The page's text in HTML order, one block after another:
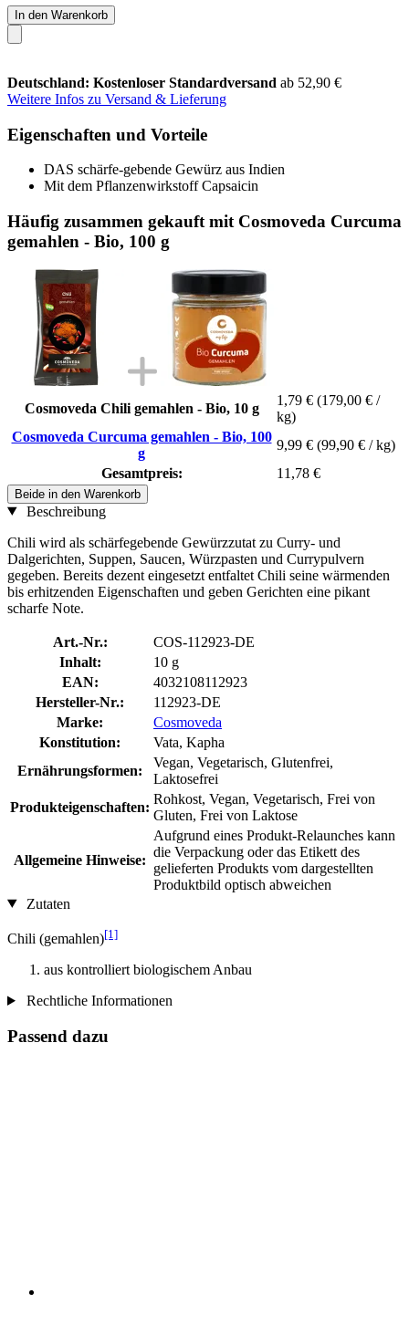
In den Warenkorb
Deutschland: Kostenloser Standardversand ab 52,90 €
Weitere Infos zu Versand & Lieferung
Eigenschaften und Vorteile
DAS schärfe-gebende Gewürz aus Indien
Mit dem Pflanzenwirkstoff Capsaicin
Häufig zusammen gekauft mit Cosmoveda Curcuma
gemahlen - Bio, 100 g
Cosmoveda Chili gemahlen - Bio, 10 g
1,79 € (179,00 € /
kg)
Cosmoveda Curcuma gemahlen - Bio, 100
g
9,99 € (99,90 € / kg)
Gesamtpreis:
11,78 €
Beide in den Warenkorb
Beschreibung
Chili wird als schärfegebende Gewürzzutat zu Curry- und
Dalgerichten, Suppen, Saucen, Würzpasten und Currypulvern
gegeben. Bereits dezent eingesetzt entfaltet Chili seine wärmenden
bis erhitzenden Eigenschaften und geben Gerichten eine pikant
scharfe Note.
Art.-Nr.:
COS-112923-DE
Inhalt:
10 g
EAN:
4032108112923
Hersteller-Nr.:
112923-DE
Marke:
Cosmoveda
Konstitution:
Vata, Kapha
Ernährungsformen:
Vegan, Vegetarisch, Glutenfrei,
Laktosefrei
Produkteigenschaften:
Rohkost, Vegan, Vegetarisch, Frei von
Gluten, Frei von Laktose
Allgemeine Hinweise:
Aufgrund eines Produkt-Relaunches kann
die Verpackung oder das Etikett des
gelieferten Produkts vom dargestellten
Produktbild optisch abweichen
Zutaten
Chili (gemahlen)[1]
aus kontrolliert biologischem Anbau
Rechtliche Informationen
Passend dazu